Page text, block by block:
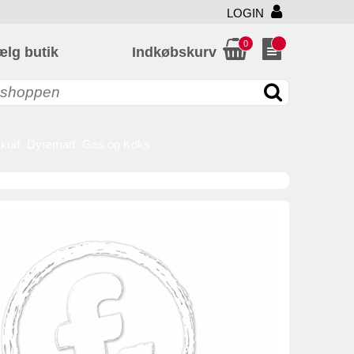
LOGIN
butik Indkøbskurv
0